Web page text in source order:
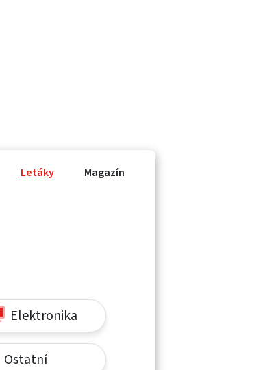
Letáky Magazín
Elektronika
Ostatní